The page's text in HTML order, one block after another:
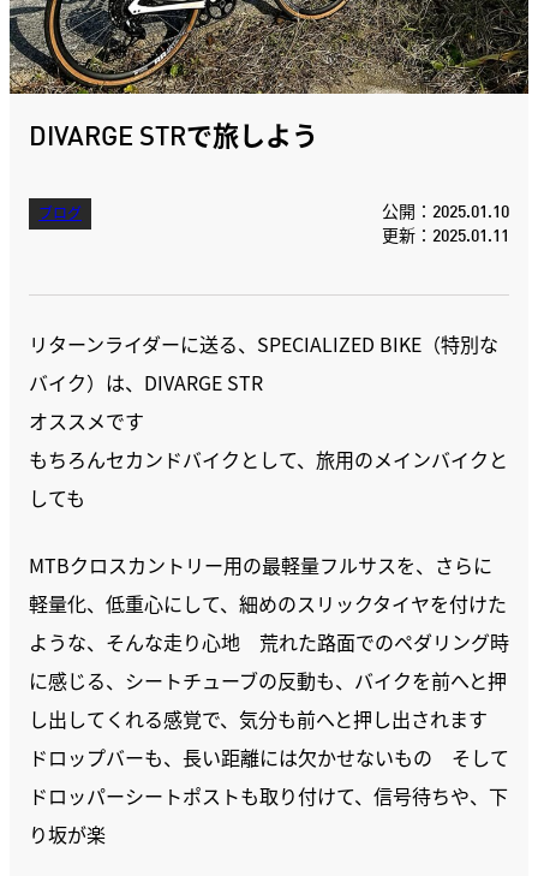
DIVARGE STRで旅しよう
ブログ
公開：2025.01.10
更新：2025.01.11
リターンライダーに送る、SPECIALIZED BIKE（特別な
バイク）は、DIVARGE STR
オススメです
もちろんセカンドバイクとして、旅用のメインバイクと
しても
MTBクロスカントリー用の最軽量フルサスを、さらに
軽量化、低重心にして、細めのスリックタイヤを付けた
ような、そんな走り心地 荒れた路面でのペダリング時
に感じる、シートチューブの反動も、バイクを前へと押
し出してくれる感覚で、気分も前へと押し出されます
ドロップバーも、長い距離には欠かせないもの そして
ドロッパーシートポストも取り付けて、信号待ちや、下
り坂が楽